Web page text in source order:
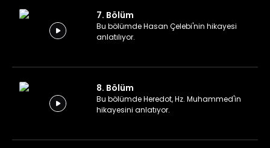
7. Bölüm
Bu bölümde Hasan Çelebi'nin hikayesi
anlatılıyor.
8. Bölüm
Bu bölümde Heredot, Hz. Muhammed'in
hikayesini anlatıyor.